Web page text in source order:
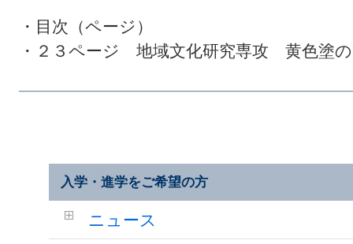
・目次（ページ）
・２３ページ 地域文化研究専攻 黄色塗
入学・進学をご希望の方
ニュース